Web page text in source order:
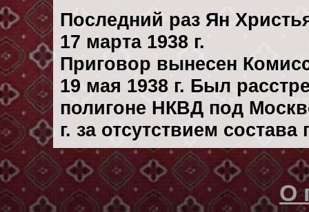
Последний раз Ян
17 марта 1938 г.
Приговор вынесен
19 мая 1938 г. Был
полигоне НКВД под
г. за отсутствием
О